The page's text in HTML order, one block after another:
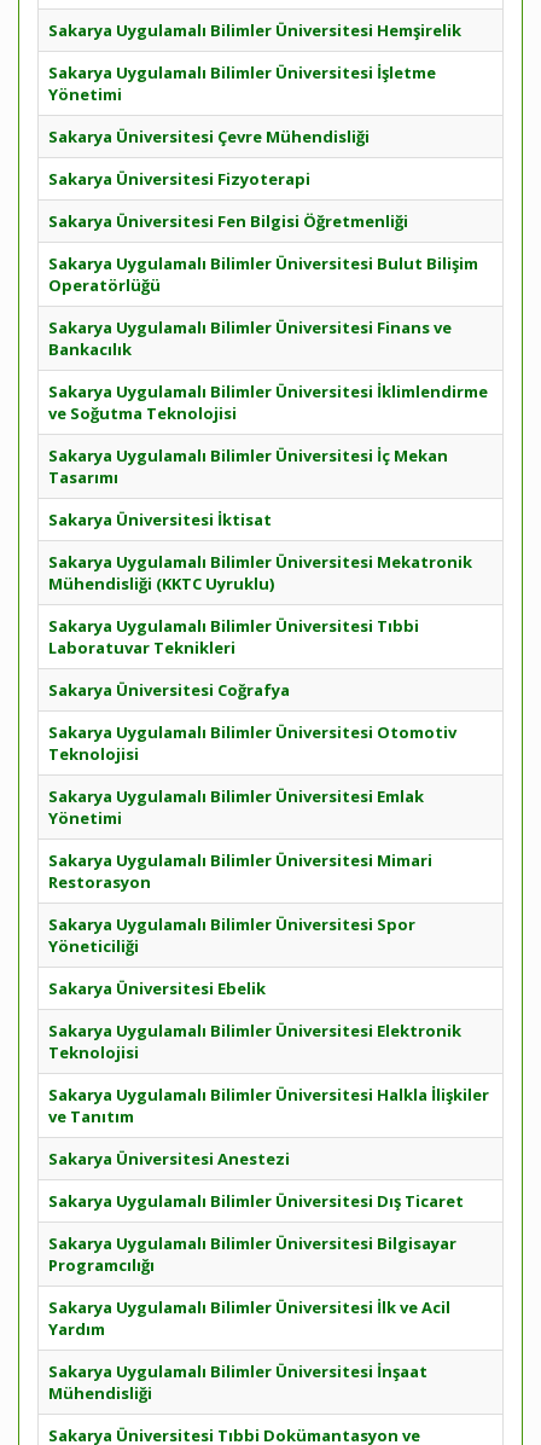
Sakarya Uygulamalı Bilimler Üniversitesi Hemşirelik
Sakarya Uygulamalı Bilimler Üniversitesi İşletme
Yönetimi
Sakarya Üniversitesi Çevre Mühendisliği
Sakarya Üniversitesi Fizyoterapi
Sakarya Üniversitesi Fen Bilgisi Öğretmenliği
Sakarya Uygulamalı Bilimler Üniversitesi Bulut Bilişim
Operatörlüğü
Sakarya Uygulamalı Bilimler Üniversitesi Finans ve
Bankacılık
Sakarya Uygulamalı Bilimler Üniversitesi İklimlendirme
ve Soğutma Teknolojisi
Sakarya Uygulamalı Bilimler Üniversitesi İç Mekan
Tasarımı
Sakarya Üniversitesi İktisat
Sakarya Uygulamalı Bilimler Üniversitesi Mekatronik
Mühendisliği (KKTC Uyruklu)
Sakarya Uygulamalı Bilimler Üniversitesi Tıbbi
Laboratuvar Teknikleri
Sakarya Üniversitesi Coğrafya
Sakarya Uygulamalı Bilimler Üniversitesi Otomotiv
Teknolojisi
Sakarya Uygulamalı Bilimler Üniversitesi Emlak
Yönetimi
Sakarya Uygulamalı Bilimler Üniversitesi Mimari
Restorasyon
Sakarya Uygulamalı Bilimler Üniversitesi Spor
Yöneticiliği
Sakarya Üniversitesi Ebelik
Sakarya Uygulamalı Bilimler Üniversitesi Elektronik
Teknolojisi
Sakarya Uygulamalı Bilimler Üniversitesi Halkla İlişkiler
ve Tanıtım
Sakarya Üniversitesi Anestezi
Sakarya Uygulamalı Bilimler Üniversitesi Dış Ticaret
Sakarya Uygulamalı Bilimler Üniversitesi Bilgisayar
Programcılığı
Sakarya Uygulamalı Bilimler Üniversitesi İlk ve Acil
Yardım
Sakarya Uygulamalı Bilimler Üniversitesi İnşaat
Mühendisliği
Sakarya Üniversitesi Tıbbi Dokümantasyon ve